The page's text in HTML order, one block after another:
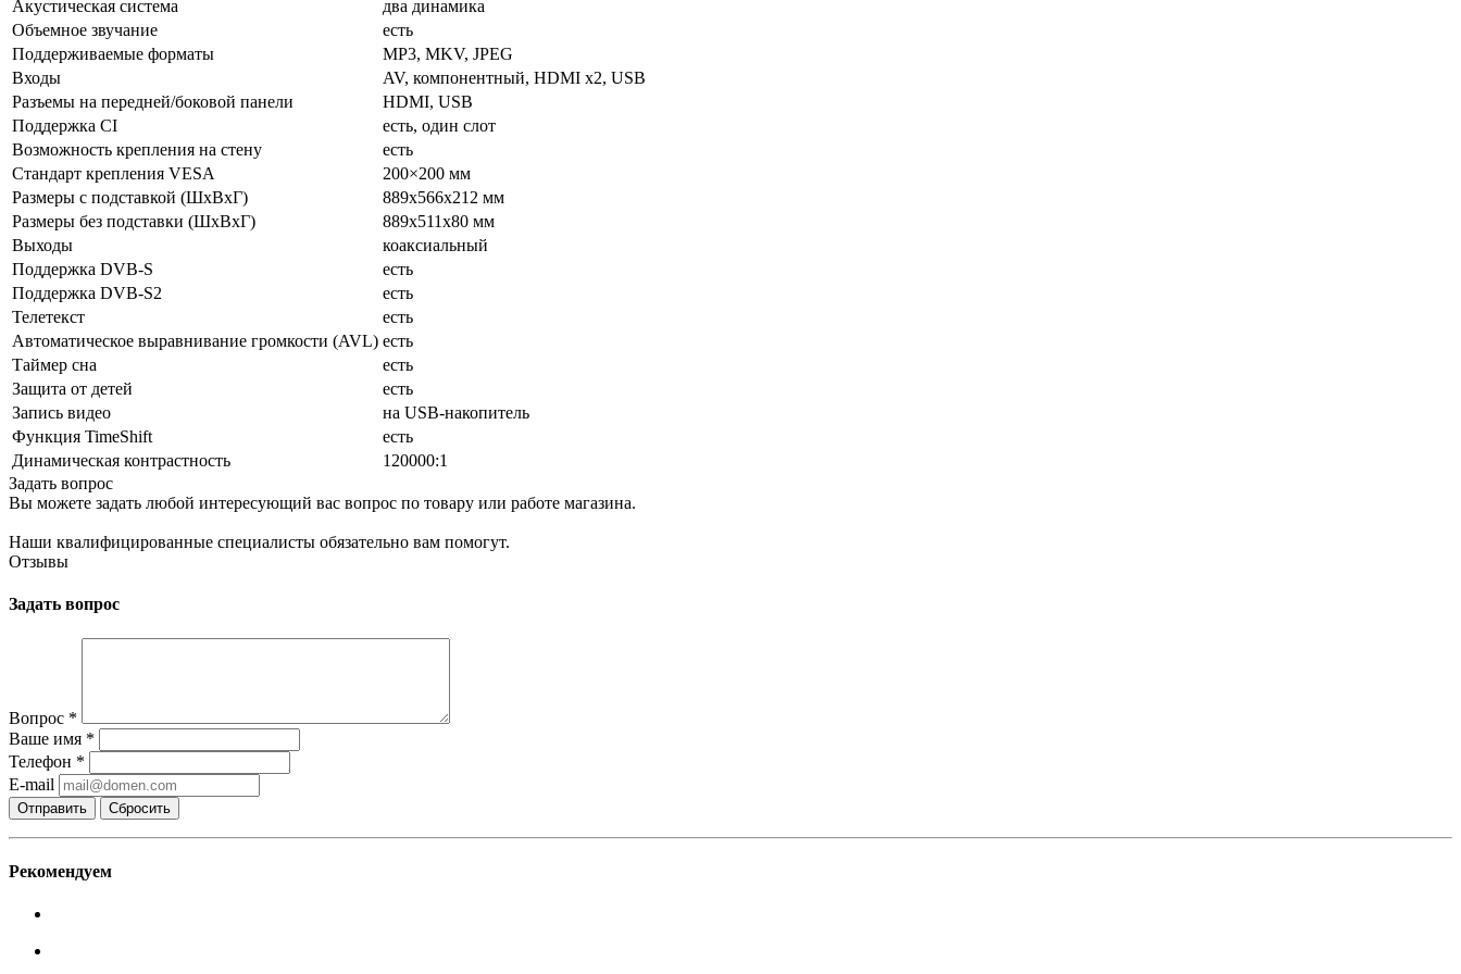
Акустическая система
два динамика
Объемное звучание
есть
Поддерживаемые форматы
MP3, MKV, JPEG
Входы
AV, компонентный, HDMI x2, USB
Разъемы на передней/боковой панели
HDMI, USB
Поддержка CI
есть, один слот
Возможность крепления на стену
есть
Стандарт крепления VESA
200×200 мм
Размеры с подставкой (ШxВxГ)
889x566x212 мм
Размеры без подставки (ШxВxГ)
889x511x80 мм
Выходы
коаксиальный
Поддержка DVB-S
есть
Поддержка DVB-S2
есть
Телетекст
есть
Автоматическое выравнивание громкости (AVL) есть
Таймер сна
есть
Защита от детей
есть
Запись видео
на USB-накопитель
Функция TimeShift
есть
Динамическая контрастность
120000:1
Задать вопрос
Вы можете задать любой интересующий вас вопрос по товару или работе магазина.
Наши квалифицированные специалисты обязательно вам помогут.
Отзывы
Задать вопрос
Вопрос *
Ваше имя *
Телефон *
E-mail
Сбросить
Рекомендуем